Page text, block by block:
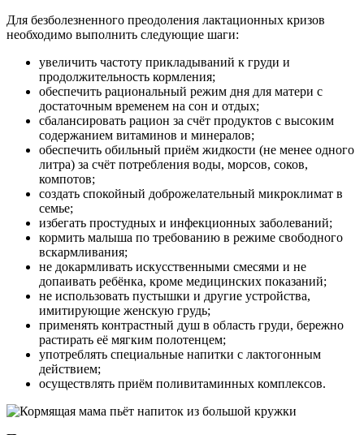
Для безболезненного преодоления лактационных кризов
необходимо выполнить следующие шаги:
увеличить частоту прикладываний к груди и
продолжительность кормления;
обеспечить рациональный режим дня для матери с
достаточным временем на сон и отдых;
сбалансировать рацион за счёт продуктов с высоким
содержанием витаминов и минералов;
обеспечить обильный приём жидкости (не менее одного
литра) за счёт потребления воды, морсов, соков,
компотов;
создать спокойный доброжелательный микроклимат в
семье;
избегать простудных и инфекционных заболеваний;
кормить малыша по требованию в режиме свободного
вскармливания;
не докармливать искусственными смесями и не
допаивать ребёнка, кроме медицинских показаний;
не использовать пустышки и другие устройства,
имитирующие женскую грудь;
применять контрастный душ в область груди, бережно
растирать её мягким полотенцем;
употреблять специальные напитки с лактогонным
действием;
осуществлять приём поливитаминных комплексов.